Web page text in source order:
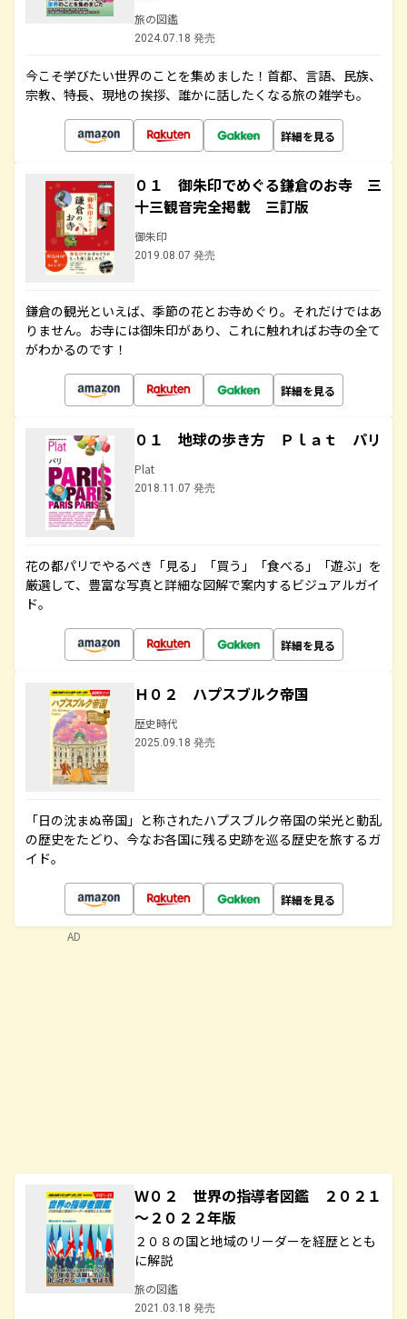
旅の図鑑
2024.07.18 発売
今こそ学びたい世界のことを集めました！首都、言語、民族、
宗教、特長、現地の挨拶、誰かに話したくなる旅の雑学も。
詳細を見る
０１ 御朱印でめぐる鎌倉のお寺 三
十三観音完全掲載 三訂版
御朱印
2019.08.07 発売
鎌倉の観光といえば、季節の花とお寺めぐり。それだけではあ
りません。お寺には御朱印があり、これに触れればお寺の全て
がわかるのです！
詳細を見る
０１ 地球の歩き方 Ｐｌａｔ パリ
Plat
2018.11.07 発売
花の都パリでやるべき「見る」「買う」「食べる」「遊ぶ」を
厳選して、豊富な写真と詳細な図解で案内するビジュアルガイ
ド。
詳細を見る
Ｈ０２ ハプスブルク帝国
歴史時代
2025.09.18 発売
「日の沈まぬ帝国」と称されたハプスブルク帝国の栄光と動乱
の歴史をたどり、今なお各国に残る史跡を巡る歴史を旅するガ
イド。
詳細を見る
Ｗ０２ 世界の指導者図鑑 ２０２１
～２０２２年版
２０８の国と地域のリーダーを経歴ととも
に解説
旅の図鑑
2021.03.18 発売
AD